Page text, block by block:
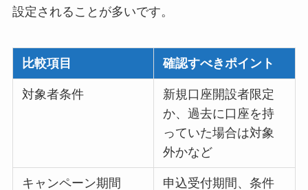
設定されることが多いです。
比較項目 確認すべきポイント
対象者条件
新規口座開設者限定
か、過去に口座を持
っていた場合は対象
外かなど
キャンペーン期間
申込受付期間、条件